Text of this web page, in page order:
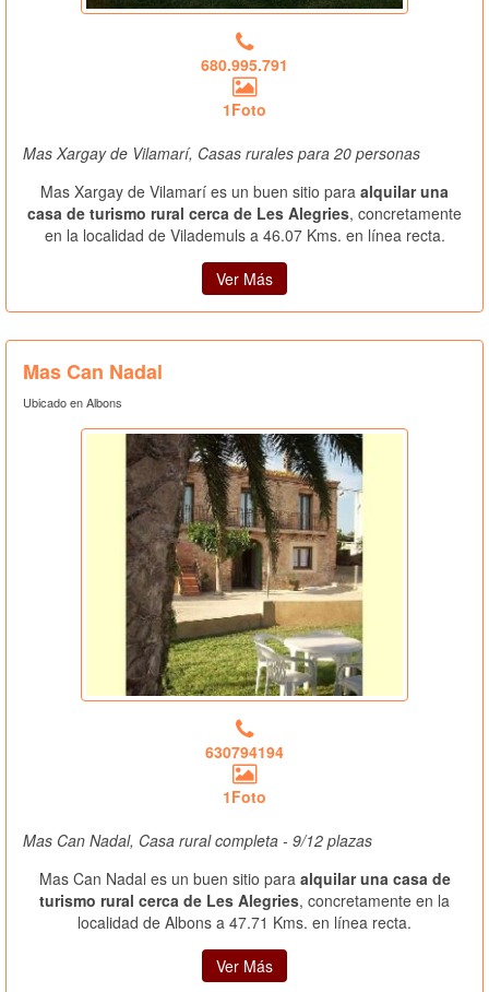
680.995.791
1Foto
Mas Xargay de Vilamarí, Casas rurales para 20 personas
Mas Xargay de Vilamarí es un buen sitio para alquilar una
casa de turismo rural cerca de Les Alegries, concretamente
en la localidad de Vilademuls a 46.07 Kms. en línea recta.
Ver Más
Mas Can Nadal
Ubicado en Albons
630794194
1Foto
Mas Can Nadal, Casa rural completa - 9/12 plazas
Mas Can Nadal es un buen sitio para alquilar una casa de
turismo rural cerca de Les Alegries, concretamente en la
localidad de Albons a 47.71 Kms. en línea recta.
Ver Más